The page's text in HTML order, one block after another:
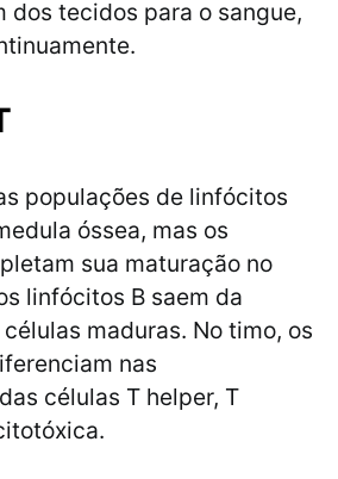
dos tecidos para o sangue,
populações de linfócitos
óssea, mas os
sua maturação no
linfócitos B saem da
maduras. No timo, os
nas
células T helper, T